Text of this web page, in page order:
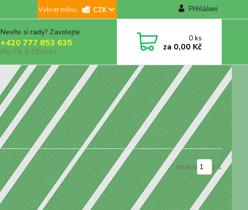
CZK Přihlášení
Nevíte si rady? Zavolejte.
+420 777 853 635
(Po-Pá, 9-18 hod.)
0ks
za 0,00 Kč
strana z 1